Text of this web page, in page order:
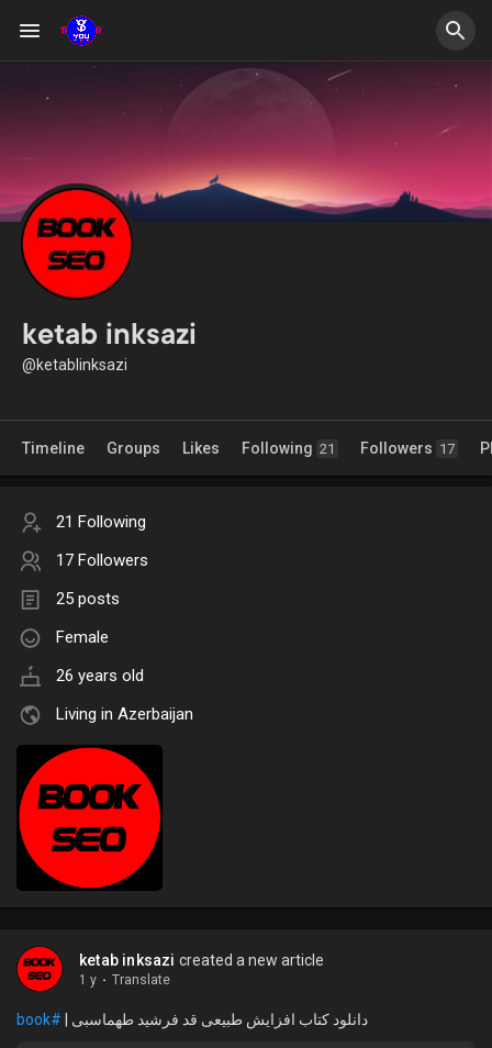
ketab inksazi
@ketablinksazi
Timeline Groups Likes Following 21 Followers 17
21 Following
17 Followers
25 posts
Female
26 years old
Living in Azerbaijan
ketab inksazi created a new article
1 y · Translate
دانلود کتاب افزایش طبیعی قد فرشید طهماسبی | #book